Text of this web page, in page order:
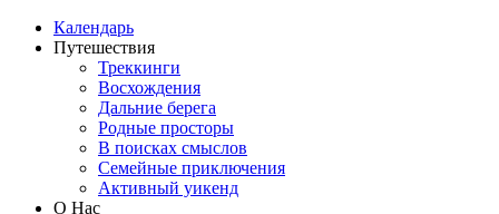
Календарь
Путешествия
Треккинги
Восхождения
Дальние берега
Родные просторы
В поисках смыслов
Семейные приключения
Активный уикенд
О Нас